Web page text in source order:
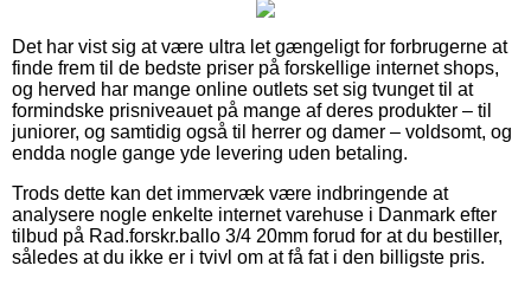
Det har vist sig at være ultra let gængeligt for forbrugerne at
finde frem til de bedste priser på forskellige internet shops,
og herved har mange online outlets set sig tvunget til at
formindske prisniveauet på mange af deres produkter – til
juniorer, og samtidig også til herrer og damer – voldsomt, og
endda nogle gange yde levering uden betaling.
Trods dette kan det immervæk være indbringende at
analysere nogle enkelte internet varehuse i Danmark efter
tilbud på Rad.forskr.ballo 3/4 20mm forud for at du bestiller,
således at du ikke er i tvivl om at få fat i den billigste pris.